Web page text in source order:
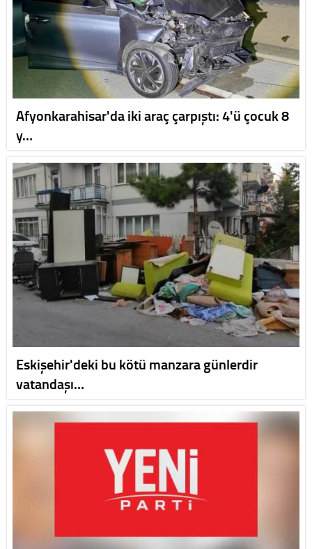
Afyonkarahisar'da iki araç çarpıştı: 4'ü çocuk 8
y…
Eskişehir'deki bu kötü manzara günlerdir
vatandaşı…